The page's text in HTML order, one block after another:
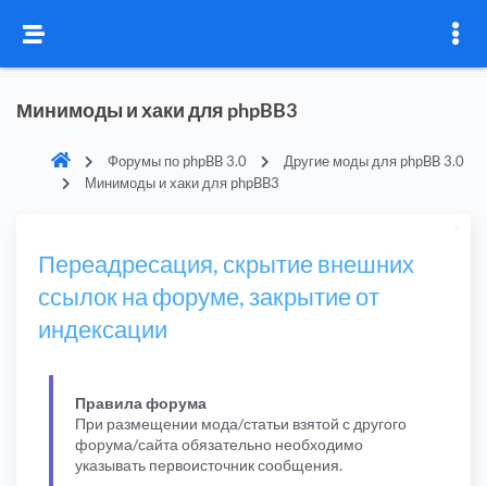
Минимоды и хаки для phpBB3
Форумы по phpBB 3.0
Другие моды для phpBB 3.0
Минимоды и хаки для phpBB3
Переадресация, скрытие внешних
ссылок на форуме, закрытие от
индексации
Правила форума
При размещении мода/статьи взятой с другого
форума/сайта обязательно необходимо
указывать первоисточник сообщения.